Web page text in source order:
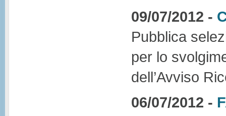
09/07/2012 -
Pubblica
per lo
dell’Avviso
06/07/2012 -